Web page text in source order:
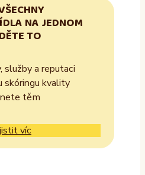
NA JEDNOM
TO
služby a reputaci
skóringu kvality
těm
víc